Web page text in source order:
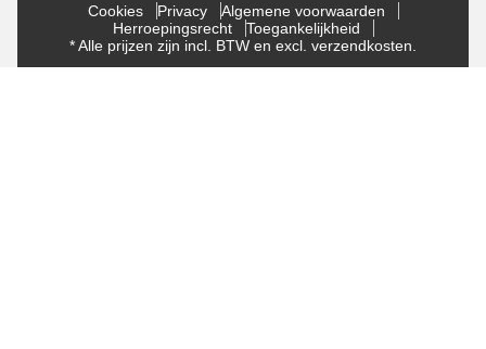
Cookies Privacy
Algemene voorwaarden
Herroepingsrecht
Toegankelijkheid
* Alle prijzen zijn incl. BTW en excl. verzendkosten.